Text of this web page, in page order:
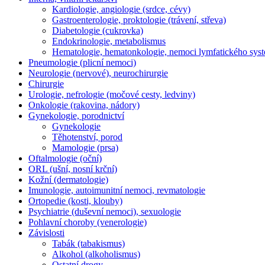
Kardiologie, angiologie (srdce, cévy)
Gastroenterologie, proktologie (trávení, střeva)
Diabetologie (cukrovka)
Endokrinologie, metabolismus
Hematologie, hematonkologie, nemoci lymfatického
Pneumologie (plicní nemoci)
Neurologie (nervové), neurochirurgie
Chirurgie
Urologie, nefrologie (močové cesty, ledviny)
Onkologie (rakovina, nádory)
Gynekologie, porodnictví
Gynekologie
Těhotenství, porod
Mamologie (prsa)
Oftalmologie (oční)
ORL (ušní, nosní krční)
Kožní (dermatologie)
Imunologie, autoimunitní nemoci, revmatologie
Ortopedie (kosti, klouby)
Psychiatrie (duševní nemoci), sexuologie
Pohlavní choroby (venerologie)
Závislosti
Tabák (tabakismus)
Alkohol (alkoholismus)